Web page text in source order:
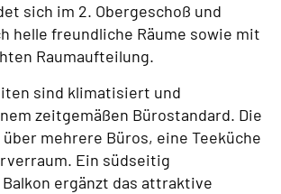
sich im 2. Obergeschoß und
helle freundliche Räume sowie mit
Raumaufteilung.
sind klimatisiert und
zeitgemäßen Bürostandard. Die
mehrere Büros, eine Teeküche
Ein südseitig
ergänzt das attraktive